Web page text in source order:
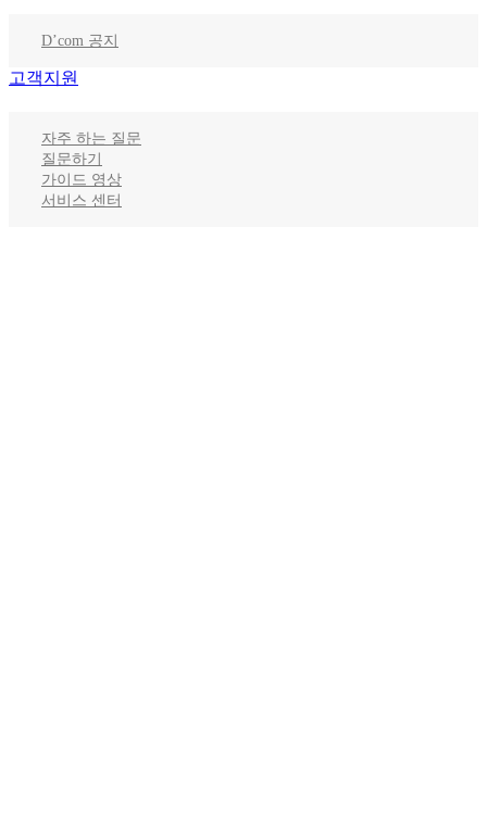
D’com 공지
고객지원
자주 하는 질문
질문하기
가이드 영상
서비스 센터